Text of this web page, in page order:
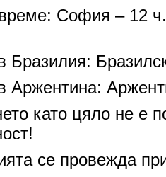
София – 12
Бразилия:
Аржентина:
като цяло не е
се провежда